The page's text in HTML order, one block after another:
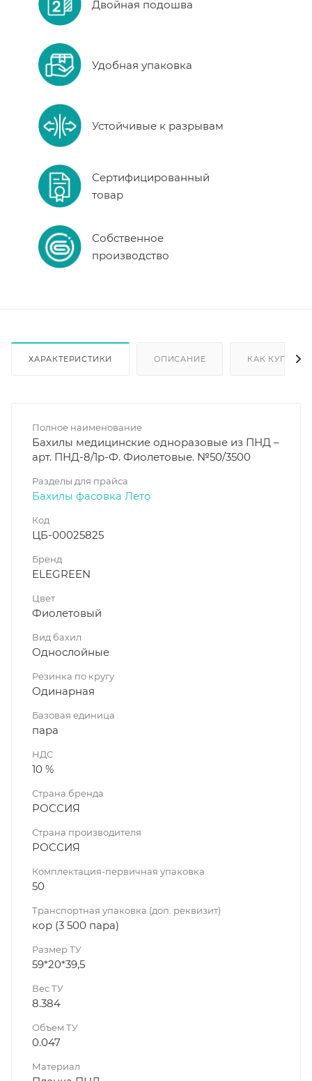
Двойная подошва
Удобная упаковка
Устойчивые к разрывам
Сертифицированный
товар
Собственное
производство
ХАРАКТЕРИСТИКИ ОПИСАНИЕ КАК КУПИТЬ
Полное наименование
Бахилы медицинские одноразовые из ПНД –
арт. ПНД-8/1р-Ф. Фиолетовые. №50/3500
Разделы для прайса
Бахилы фасовка Лето
Код
ЦБ-00025825
Бренд
ELEGREEN
Цвет
Фиолетовый
Вид бахил
Однослойные
Резинка по кругу
Одинарная
Базовая единица
пара
НДС
10 %
Страна бренда
РОССИЯ
Страна производителя
РОССИЯ
Комплектация-первичная упаковка
50
Транспортная упаковка (доп. реквизит)
кор (3 500 пара)
Размер ТУ
59*20*39,5
Вес ТУ
8.384
Объем ТУ
0.047
Материал